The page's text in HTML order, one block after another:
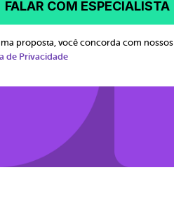
FALAR COM ESPECIALISTA
proposta, você concorda com nossos
de Privacidade